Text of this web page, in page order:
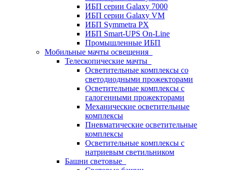
ИБП серии Galaxy 7000
ИБП серии Galaxy VM
ИБП Symmetra PX
ИБП Smart-UPS On-Line
Промышленные ИБП
Мобильные мачты освещения
Телескопические мачты
Осветительные комплексы со
светодиодными прожекторами
Осветительные комплексы с
галогенными прожекторами
Механические осветительные
комплексы
Пневматические осветительные
комплексы
Осветительные комплексы с
натриевым светильником
Башни световые